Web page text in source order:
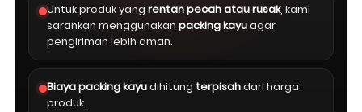
Untuk produk yang rentan pecah atau rusak, kami
sarankan menggunakan packing kayuagar
pengiriman lebih aman.
Biaya packing kayudihitung terpisahdari harga
produk.